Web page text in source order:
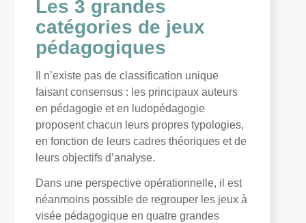
Les 3 grandes
catégories de jeux
pédagogiques
Il n’existe pas de classification unique
faisant consensus : les principaux auteurs
en pédagogie et en ludopédagogie
proposent chacun leurs propres typologies,
en fonction de leurs cadres théoriques et de
leurs objectifs d’analyse.
Dans une perspective opérationnelle, il est
néanmoins possible de regrouper les jeux à
visée pédagogique en quatre grandes